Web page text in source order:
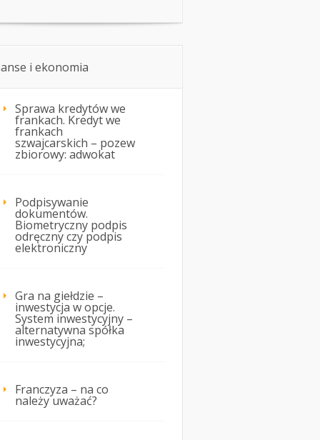
i ekonomia
Sprawa kredytów we
frankach. Kredyt we
frankach
szwajcarskich – pozew
zbiorowy: adwokat
Podpisywanie
dokumentów.
Biometryczny podpis
odręczny czy podpis
elektroniczny
Gra na giełdzie –
inwestycja w opcje.
System inwestycyjny –
alternatywna spółka
inwestycyjna;
Franczyza – na co
należy uważać?